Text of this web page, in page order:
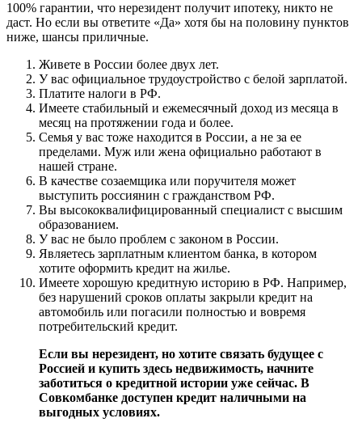
100% гарантии, что нерезидент получит ипотеку, никто не
даст. Но если вы ответите «Да» хотя бы на половину пунктов
ниже, шансы приличные.
Живете в России более двух лет.
У вас официальное трудоустройство с белой зарплатой.
Платите налоги в РФ.
Имеете стабильный и ежемесячный доход из месяца в
месяц на протяжении года и более.
Семья у вас тоже находится в России, а не за ее
пределами. Муж или жена официально работают в
нашей стране.
В качестве созаемщика или поручителя может
выступить россиянин с гражданством РФ.
Вы высококвалифицированный специалист с высшим
образованием.
У вас не было проблем с законом в России.
Являетесь зарплатным клиентом банка, в котором
хотите оформить кредит на жилье.
Имеете хорошую кредитную историю в РФ. Например,
без нарушений сроков оплаты закрыли кредит на
автомобиль или погасили полностью и вовремя
потребительский кредит.
Если вы нерезидент, но хотите связать будущее с
Россией и купить здесь недвижимость, начните
заботиться о кредитной истории уже сейчас. В
Совкомбанке доступен кредит наличными на
выгодных условиях.